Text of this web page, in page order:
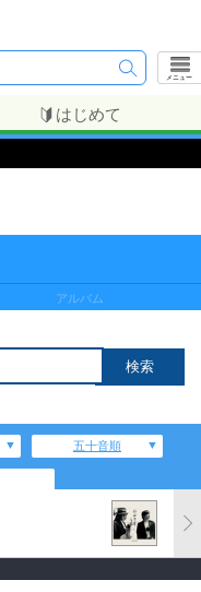
メニュー
はじめて
アルバム
五十音順